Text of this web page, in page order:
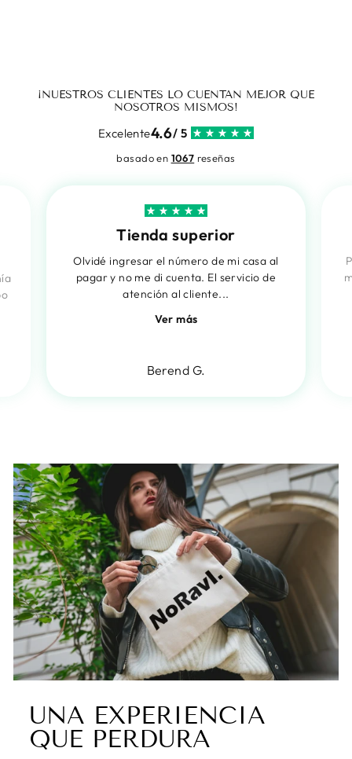
¡NUESTROS CLIENTES LO CUENTAN MEJOR QUE
NOSOTROS MISMOS!
Excelente4.6/ 5
basado en 1067 reseñas
Tienda superior
Olvidé ingresar el número de mi casa al
pagar y no me di cuenta. El servicio de
atención al cliente...
Ver más
Berend G.
UNA EXPERIENCIA
QUE PERDURA